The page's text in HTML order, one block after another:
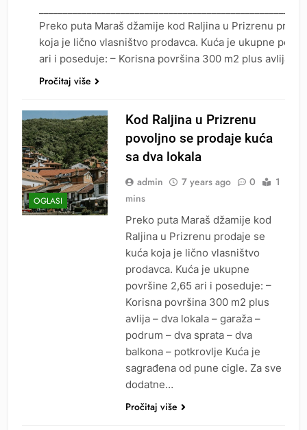
Preko puta Maraš džamije kod Raljina u Prizrenu
koja je lično vlasništvo prodavca. Kuća je ukupne
ari i poseduje: – Korisna površina 300 m2 plus avlija –
Pročitaj više
OGLASI
Kod Raljina u Prizrenu
povoljno se prodaje kuća
sa dva lokala
admin 7 years ago 0
1
mins
Preko puta Maraš džamije kod
Raljina u Prizrenu prodaje se
kuća koja je lično vlasništvo
prodavca. Kuća je ukupne
površine 2,65 ari i poseduje: –
Korisna površina 300 m2 plus
avlija – dva lokala – garaža –
podrum – dva sprata – dva
balkona – potkrovlje Kuća je
sagrađena od pune cigle. Za sve
dodatne…
Pročitaj više